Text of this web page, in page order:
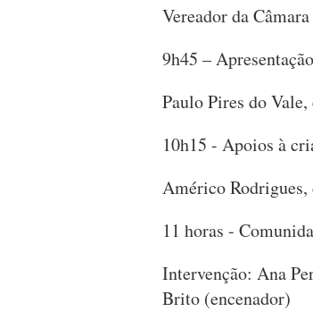
Vereador da
9h45 –
Paulo Pires do
10h15 - Apoios à
Américo
11 horas -
Intervenção: Ana
Brito (encenador)